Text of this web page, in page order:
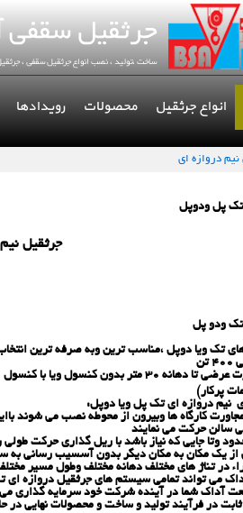
انواع جرثقیل محصولات رویدادها
نیم دروازه ای
تك پل ودوپل
جرثقیل
تك ودو پل
تك ویا دوپل ،مناسب ترین وبه صرفه ترین
كنسول و درطول تا 120 متر مسیر مستقیم
نیم دروازه ای تک پل ویا دوپل:
كارگاه ها وبیرون از محوطه نصب می شوند
سالن حركت می نمایند
وتا جایی كه نیاز باشد با ریل گذاری حركت طولی
از یك مكان به مكان دیگر بدون آسسیب رسانی به
در تناژ های مختلف دهانه مختلف وطول مسیر
می تواند تمامی سیستم های جرثقیل دروازه ای
آداک شما در آینده شرکت خود سرمایه گذاری
در فرآیند تولید و ساخت و محصولات نهایی در